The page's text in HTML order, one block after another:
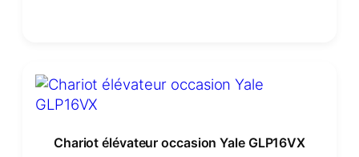
Chariot élévateur occasion Yale GLP16VX